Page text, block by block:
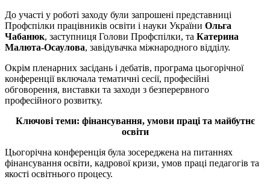
До участі у роботі заходу були запрошені представниці
Профспілки працівників освіти і науки України Ольга
Чабанюк, заступниця Голови Профспілки, та Катерина
Малюта-Осаулова, завідувачка міжнародного відділу.
Окрім пленарних засідань і дебатів, програма цьогорічної
конференції включала тематичні сесії, професійні
обговорення, виставки та заходи з безперервного
професійного розвитку.
Ключові теми: фінансування, умови праці та майбутнє
освіти
Цьогорічна конференція була зосереджена на питаннях
фінансування освіти, кадрової кризи, умов праці педагогів та
якості освітнього процесу.